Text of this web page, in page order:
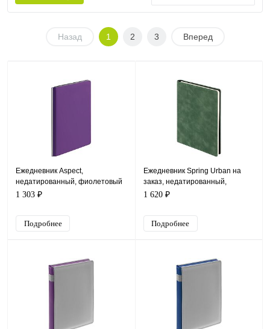
Назад 1 2 3 Вперед
Ежедневник Aspect,
недатированный, фиолетовый
1 303 ₽
Подробнее
Ежедневник Spring Urban на
заказ, недатированный,
зеленый
1 620 ₽
Подробнее